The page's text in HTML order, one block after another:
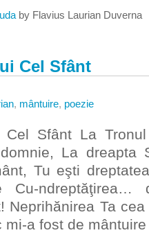
by Flavius Laurian Duverna
Cel Sfânt
, mântuire, poezie
Cel Sfânt La
La dreapta
Tu eşti
Cu-
Neprihănirea Ta
mi-a fost de